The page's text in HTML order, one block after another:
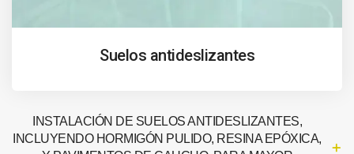
Suelos antideslizantes
INSTALACIÓN DE SUELOS ANTIDESLIZANTES,
INCLUYENDO HORMIGÓN PULIDO, RESINA EPÓXICA,